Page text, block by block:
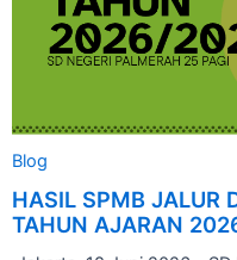
Blog
HASIL SPMB JALUR
TAHUN AJARAN